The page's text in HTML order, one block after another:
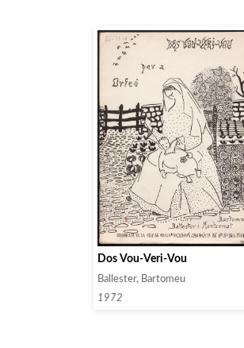
Dos Vou-Veri-Vou
Ballester, Bartomeu
1972